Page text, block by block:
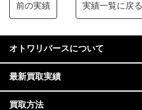
前の実績 実績一覧に戻る
オトワリバースについて
最新買取実績
買取方法